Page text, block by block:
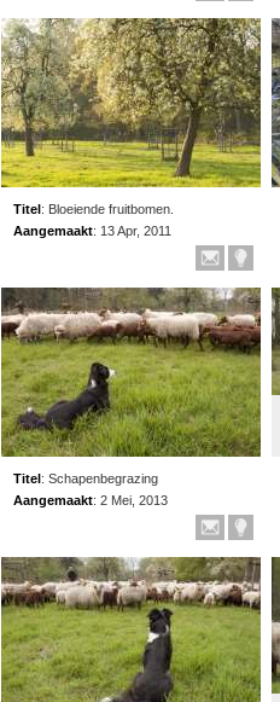
Titel: Bloeiende fruitbomen.
Aangemaakt: 13 Apr, 2011
Titel: Schapenbegrazing
Aangemaakt: 2 Mei, 2013